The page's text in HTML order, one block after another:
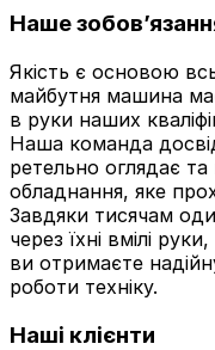
Наше
Якість є основою
майбутня машина
в руки наших
Наша команда
ретельно оглядає
обладнання, яке
Завдяки тисячам
через їхні вмілі
ви отримаєте
роботи техніку.
Наші клієнти